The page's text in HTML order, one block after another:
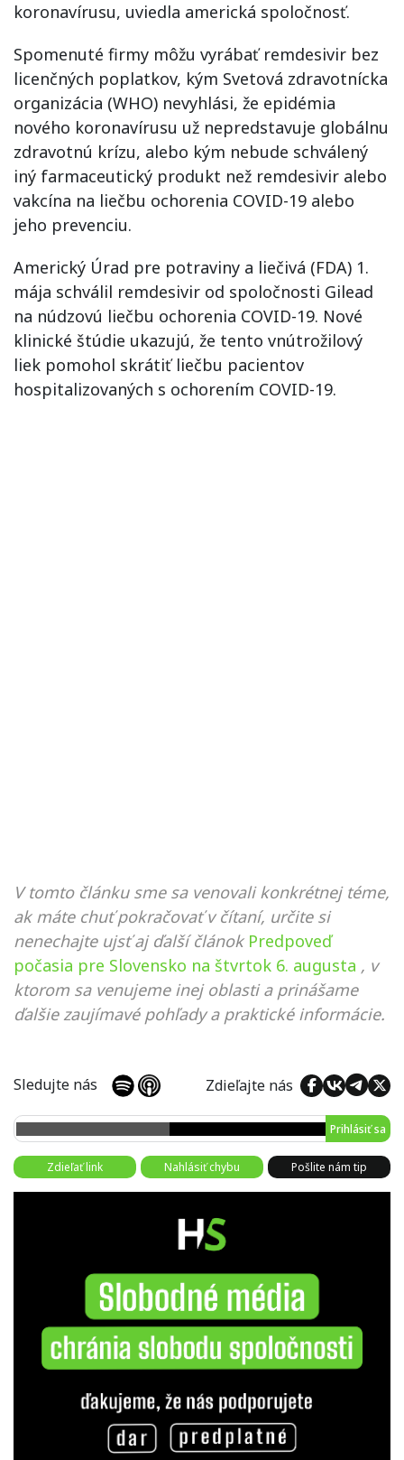
koronavírusu, uviedla americká spoločnosť.
Spomenuté firmy môžu vyrábať remdesivir bez
licenčných poplatkov, kým Svetová zdravotnícka
organizácia (WHO) nevyhlási, že epidémia
nového koronavírusu už nepredstavuje globálnu
zdravotnú krízu, alebo kým nebude schválený
iný farmaceutický produkt než remdesivir alebo
vakcína na liečbu ochorenia COVID-19 alebo
jeho prevenciu.
Americký Úrad pre potraviny a liečivá (FDA) 1.
mája schválil remdesivir od spoločnosti Gilead
na núdzovú liečbu ochorenia COVID-19. Nové
klinické štúdie ukazujú, že tento vnútrožilový
liek pomohol skrátiť liečbu pacientov
hospitalizovaných s ochorením COVID-19.
V tomto článku sme sa venovali konkrétnej téme,
ak máte chuť pokračovať v čítaní, určite si
nenechajte ujsť aj ďalší článok Predpoveď
počasia pre Slovensko na štvrtok 6. augusta , v
ktorom sa venujeme inej oblasti a prinášame
ďalšie zaujímavé pohľady a praktické informácie.
Sledujte nás Zdieľajte nás
Prihlásiť sa
Zdieľať link Nahlásiť chybu Pošlite nám tip